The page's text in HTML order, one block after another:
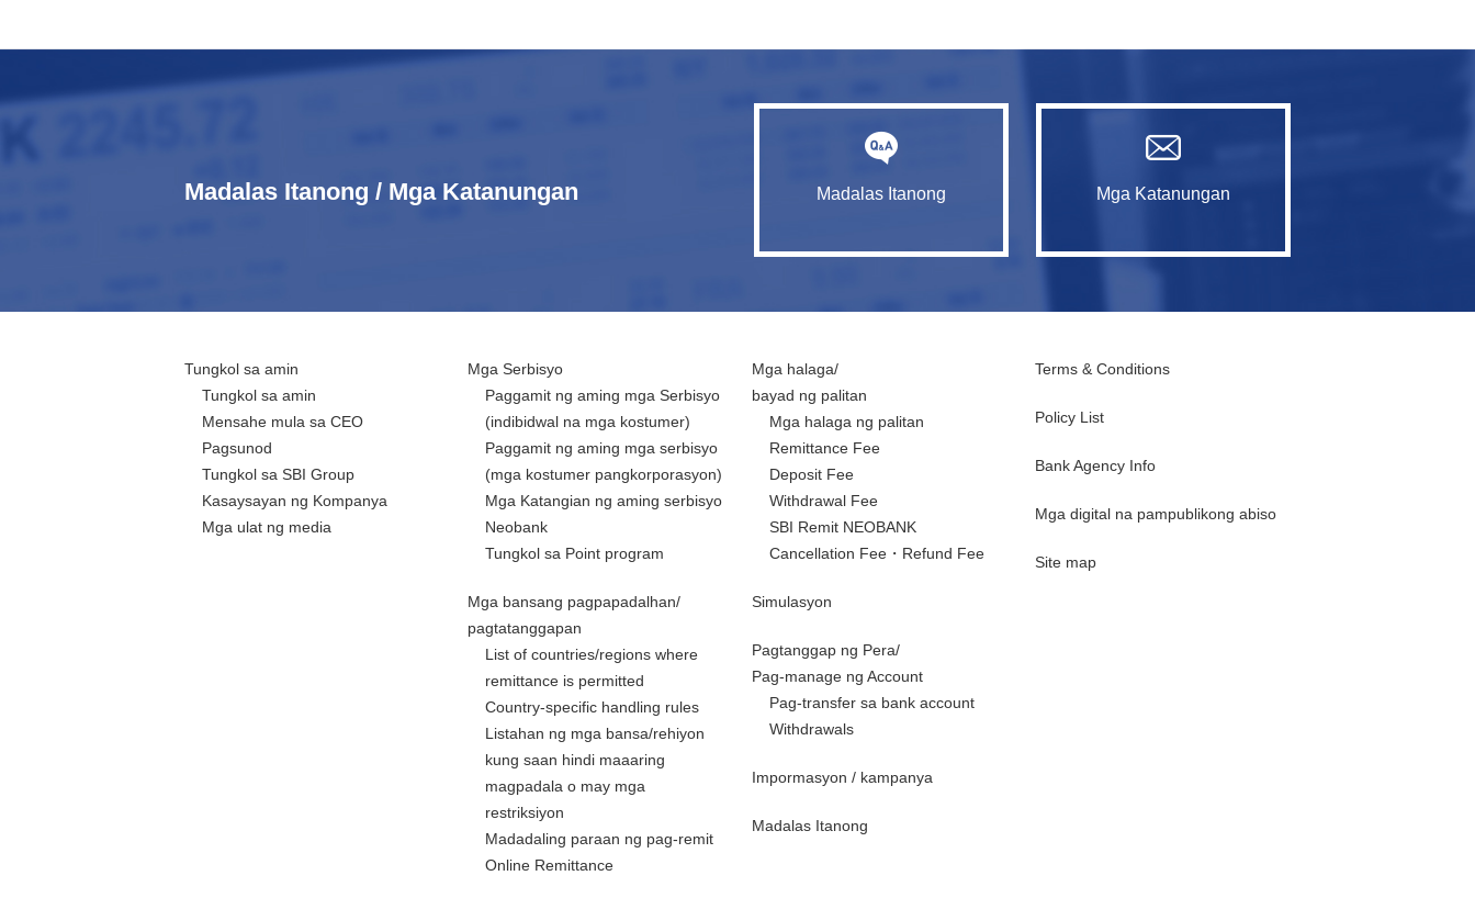
Madalas Itanong / Mga Katanungan Madalas Itanong Mga Katanungan
Tungkol sa amin
Tungkol sa amin
Mensahe mula sa CEO
Pagsunod
Tungkol sa SBI Group
Kasaysayan ng Kompanya
Mga ulat ng media
Mga Serbisyo
Paggamit ng aming mga Serbisyo
(indibidwal na mga kostumer)
Paggamit ng aming mga serbisyo
(mga kostumer pangkorporasyon)
Mga Katangian ng aming serbisyo
Neobank
Tungkol sa Point program
Mga bansang pagpapadalhan/
pagtatanggapan
List of countries/regions where
remittance is permitted
Country-specific handling rules
Listahan ng mga bansa/rehiyon
kung saan hindi maaaring
magpadala o may mga
restriksiyon
Madadaling paraan ng pag-remit
Online Remittance
Mga halaga/
bayad ng palitan
Mga halaga ng palitan
Remittance Fee
Deposit Fee
Withdrawal Fee
SBI Remit NEOBANK
Cancellation Fee・Refund Fee
Simulasyon
Pagtanggap ng Pera/
Pag-manage ng Account
Pag-transfer sa bank account
Withdrawals
Impormasyon / kampanya
Madalas Itanong
Terms & Conditions
Policy List
Bank Agency Info
Mga digital na pampublikong abiso
Site map